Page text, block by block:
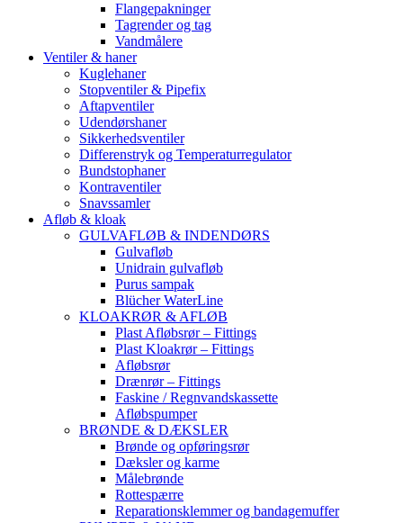
Flangepakninger
Tagrender og tag
Vandmålere
Ventiler & haner
Kuglehaner
Stopventiler & Pipefix
Aftapventiler
Udendørshaner
Sikkerhedsventiler
Differenstryk og Temperaturregulator
Bundstophaner
Kontraventiler
Snavssamler
Afløb & kloak
GULVAFLØB & INDENDØRS
Gulvafløb
Unidrain gulvafløb
Purus sampak
Blücher WaterLine
KLOAKRØR & AFLØB
Plast Afløbsrør – Fittings
Plast Kloakrør – Fittings
Afløbsrør
Drænrør – Fittings
Faskine / Regnvandskassette
Afløbspumper
BRØNDE & DÆKSLER
Brønde og opføringsrør
Dæksler og karme
Målebrønde
Rottespærre
Reparationsklemmer og bandagemuffer